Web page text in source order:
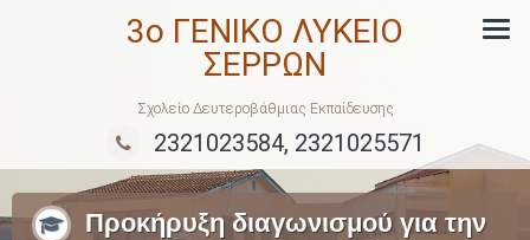
3ο ΓΕΝΙΚΟ ΛΥΚΕΙΟ
ΣΕΡΡΩΝ
Σχολείο Δευτεροβάθμιας Εκπαίδευσης
2321023584, 2321025571
Προκήρυξη διαγωνισμού για την